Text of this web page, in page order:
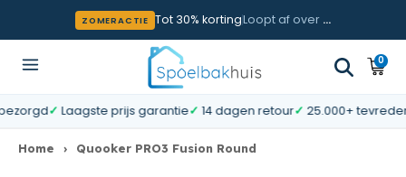
Meteen naar de content
ZOMERACTIE Tot 30% kortingLoopt af over …
00
✓Laagste prijs garantie✓14 dagen retour✓25.000+ tevreden
Home › Quooker PRO3 Fusion Round